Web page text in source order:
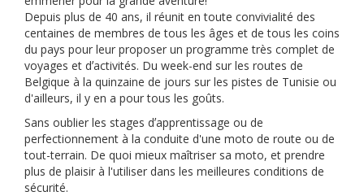
Depuis plus de 40 ans, il réunit en toute convivialité des
centaines de membres de tous les âges et de tous les coins
du pays pour leur proposer un programme très complet de
voyages et dʼactivités. Du week-end sur les routes de
Belgique à la quinzaine de jours sur les pistes de Tunisie ou
d'ailleurs, il y en a pour tous les goûts.
Sans oublier les stages dʼapprentissage ou de
perfectionnement à la conduite d'une moto de route ou de
tout-terrain. De quoi mieux maîtriser sa moto, et prendre
plus de plaisir à l'utiliser dans les meilleures conditions de
sécurité.